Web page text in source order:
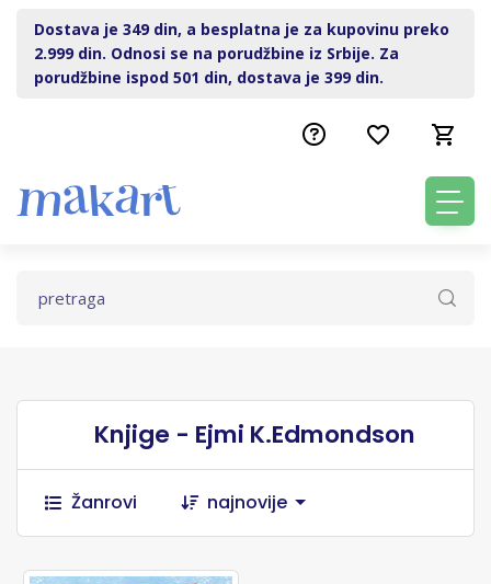
Dostava je 349 din, a besplatna je za kupovinu preko
2.999 din. Odnosi se na porudžbine iz Srbije. Za
porudžbine ispod 501 din, dostava je 399 din.
Knjige - Ejmi K.Edmondson
Žanrovi najnovije